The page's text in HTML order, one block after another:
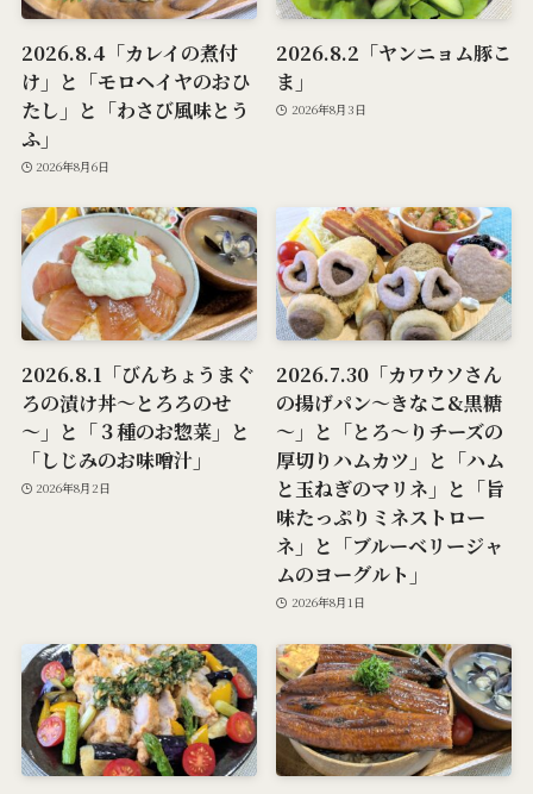
2026.8.4「カレイの煮付
け」と「モロヘイヤのおひ
たし」と「わさび風味とう
ふ」
2026年8月6日
2026.8.2「ヤンニョム豚こ
ま」
2026年8月3日
2026.8.1「びんちょうまぐ
ろの漬け丼～とろろのせ
～」と「３種のお惣菜」と
「しじみのお味噌汁」
2026年8月2日
2026.7.30「カワウソさん
の揚げパン～きなこ&黒糖
～」と「とろ～りチーズの
厚切りハムカツ」と「ハム
と玉ねぎのマリネ」と「旨
味たっぷりミネストロー
ネ」と「ブルーベリージャ
ムのヨーグルト」
2026年8月1日